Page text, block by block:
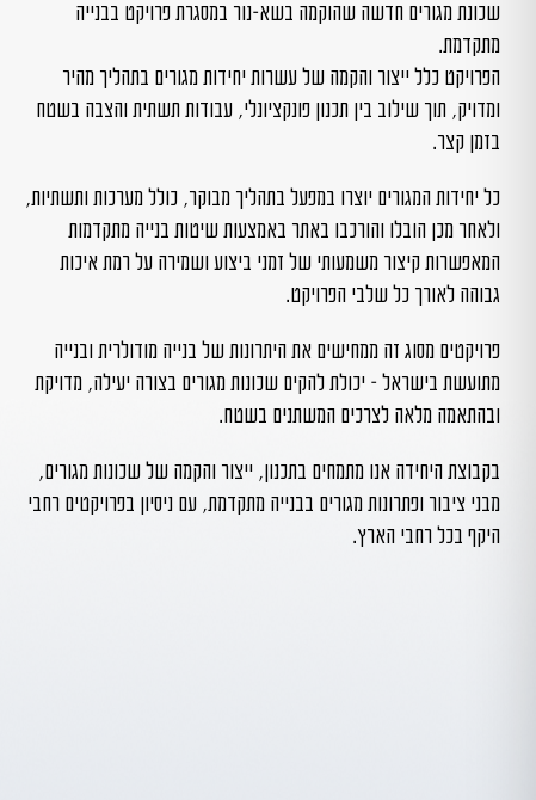
שכונת מגורים חדשה שהוקמה בשא-נור במסגרת פרויקט בבנייה
מתקדמת.
הפרויקט כלל ייצור והקמה של עשרות יחידות מגורים בתהליך מהיר
ומדויק, תוך שילוב בין תכנון פונקציונלי, עבודות תשתית והצבה בשטח
בזמן קצר.
כל יחידות המגורים יוצרו במפעל בתהליך מבוקר, כולל מערכות ותשתיות,
ולאחר מכן הובלו והורכבו באתר באמצעות שיטות בנייה מתקדמות
המאפשרות קיצור משמעותי של זמני ביצוע ושמירה על רמת איכות
גבוהה לאורך כל שלבי הפרויקט.
פרויקטים מסוג זה ממחישים את היתרונות של בנייה מודולרית ובנייה
מתועשת בישראל – יכולת להקים שכונות מגורים בצורה יעילה, מדויקת
ובהתאמה מלאה לצרכים המשתנים בשטח.
בקבוצת היחידה אנו מתמחים בתכנון, ייצור והקמה של שכונות מגורים,
מבני ציבור ופתרונות מגורים בבנייה מתקדמת, עם ניסיון בפרויקטים רחבי
היקף בכל רחבי הארץ.